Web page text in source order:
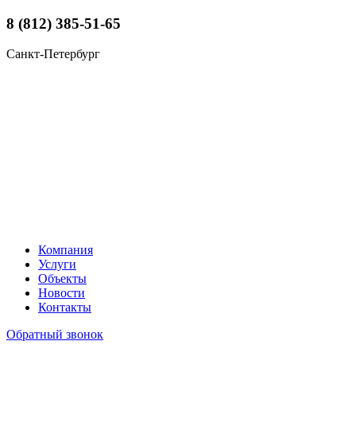
8 (812) 385-51-65
Санкт-Петербург
Компания
Услуги
Объекты
Новости
Контакты
Обратный звонок